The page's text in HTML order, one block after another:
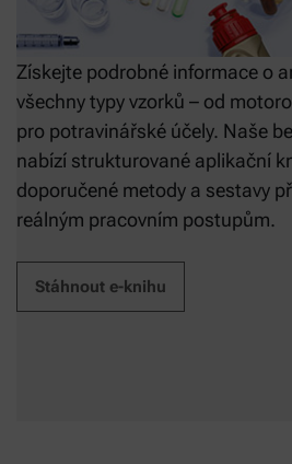
Získejte podrobné informace o
všechny typy vzorků – od
pro potravinářské účely. Naše
nabízí strukturované aplikační
doporučené metody a sestavy
reálným pracovním postupům.
Stáhnout e-knihu